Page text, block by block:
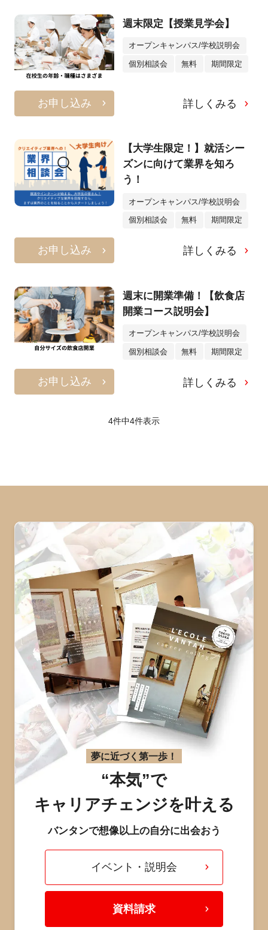
週末限定【授業見学会】
オープンキャンパス/学校説明会
個別相談会 無料 期間限定
お申し込み 詳しくみる
【大学生限定！】就活シー
ズンに向けて業界を知ろ
う！
オープンキャンパス/学校説明会
個別相談会 無料 期間限定
お申し込み 詳しくみる
週末に開業準備！【飲食店
開業コース説明会】
オープンキャンパス/学校説明会
個別相談会 無料 期間限定
お申し込み 詳しくみる
4件中4件表示
夢に近づく第一歩！
“本気”で
キャリアチェンジを叶える
バンタンで想像以上の自分に出会おう
イベント・説明会
資料請求